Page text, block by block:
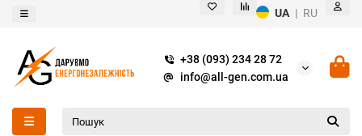
UA | RU
+38 (093) 234 28 72
info@all-gen.com.ua